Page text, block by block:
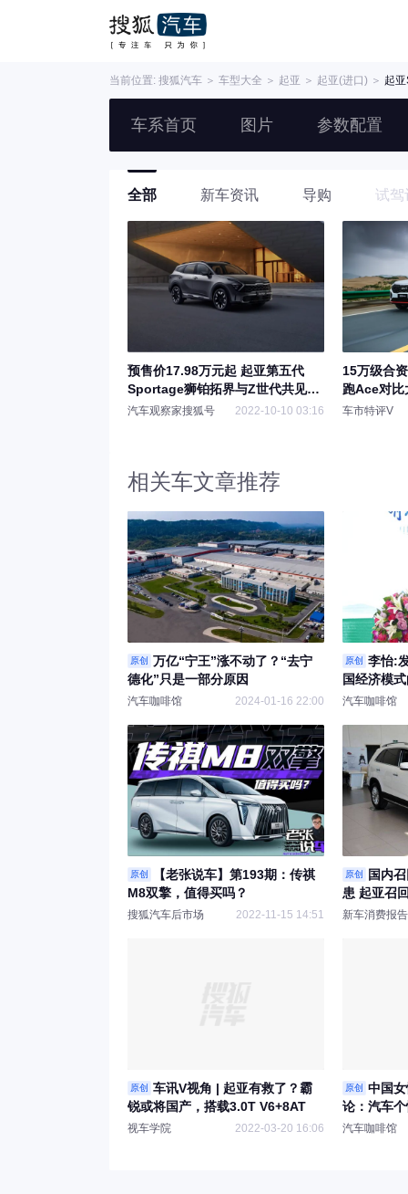
当前位置: 搜狐汽车 ＞ 车型大全 ＞ 起亚 ＞ 起亚(进口) ＞ 起
车系首页 图片 参数配置
全部 新车资讯 导购 试驾
预售价17.98万元起 起亚第五代
Sportage狮铂拓界与Z世代共见未
来
汽车观察家搜狐号 2022-10-10 03:16
15万级合
跑Ace对比
车市特评V
相关车文章推荐
原创
万亿“宁王”涨不动了？“去宁
德化”只是一部分原因
汽车咖啡馆 2024-01-16 22:00
原创
李怡:
国经济模
汽车咖啡馆
原创
【老张说车】第193期：传祺
M8双擎，值得买吗？
搜狐汽车后市场 2022-11-15 14:51
原创
国内
患 起亚召
车型
新车消费报告
原创
车讯V视角 | 起亚有救了？霸
锐或将国产，搭载3.0T V6+8AT
视车学院 2022-03-20 16:06
原创
中国
论：汽车
性车主情
汽车咖啡馆